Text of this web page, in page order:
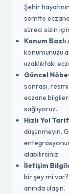
Şehir
semtte
süreci sizin
Konum Bazlı
konumunuzu
uzaklıktaki
Güncel
sonrası,
eczane
sağlıyoruz.
Hızlı Yol
düşünmeyin.
alabilirsiniz.
İletişim
bir şey mi
anında ulaşın.